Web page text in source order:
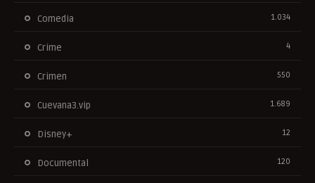
Comedia 1.034
Crime 4
Crimen 550
Cuevana3.vip 1.689
Disney+ 12
Documental 120